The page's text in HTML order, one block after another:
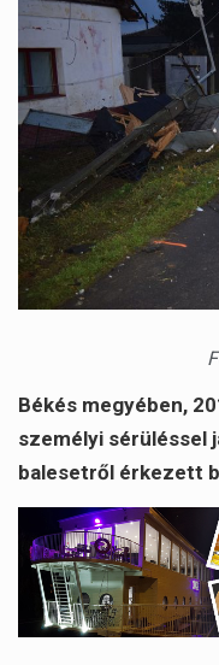
Békés megyében,
személyi sérüléssel
balesetről érkezett